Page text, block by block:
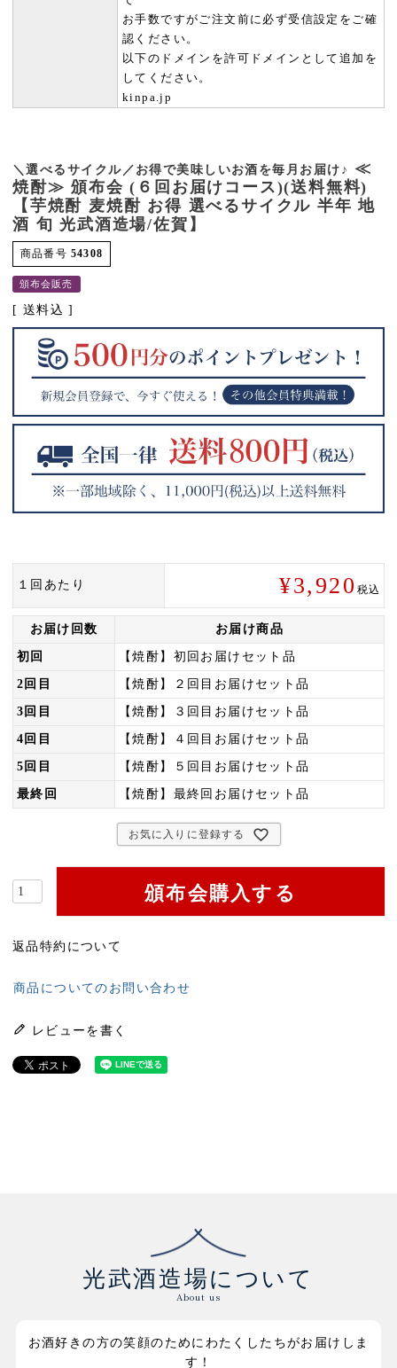
お手数ですがご注文前に必ず受信設定をご確
認ください。
以下のドメインを許可ドメインとして追加を
してください。
kinpa.jp
＼選べるサイクル／お得で美味しいお酒を毎月お届け♪ ≪
焼酎≫ 頒布会 (６回お届けコース)(送料無料)
【芋焼酎 麦焼酎 お得 選べるサイクル 半年 地
酒 旬 光武酒造場/佐賀】
商品番号 54308
頒布会販売
送料込
１回あたり ¥3,920 税込
お届け回数 お届け商品
初回 【焼酎】初回お届けセット品
2回目 【焼酎】２回目お届けセット品
3回目 【焼酎】３回目お届けセット品
4回目 【焼酎】４回目お届けセット品
5回目 【焼酎】５回目お届けセット品
最終回 【焼酎】最終回お届けセット品
お気に入りに登録する
頒布会購入する
返品特約について
商品についてのお問い合わせ
レビューを書く
光武酒造場について
About us
お酒好きの方の笑顔のためにわたくしたちがお届けしま
す！